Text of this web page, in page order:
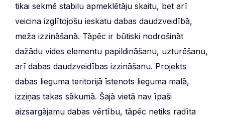
tikai sekmē stabilu apmeklētāju skaitu, bet arī
veicina izglītojošu ieskatu dabas daudzveidībā,
meža izzināšanā. Tāpēc ir būtiski nodrošināt
dažādu vides elementu papildināšanu, uzturēšanu,
arī dabas daudzveidības izzināšanu. Projekts
dabas lieguma teritorijā īstenots lieguma malā,
izziņas takas sākumā. Šajā vietā nav īpaši
aizsargājamu dabas vērtību, tāpēc netiks radīta